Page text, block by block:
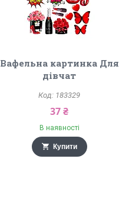
Вафельна картинка Для
дівчат
183329
37 ₴
В наявності
Купити